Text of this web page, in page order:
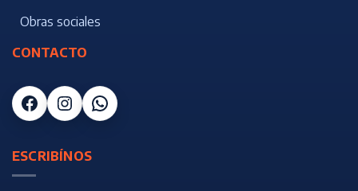
Obras sociales
CONTACTO
Facebook
Instagram
WhatsApp
ESCRIBÍNOS